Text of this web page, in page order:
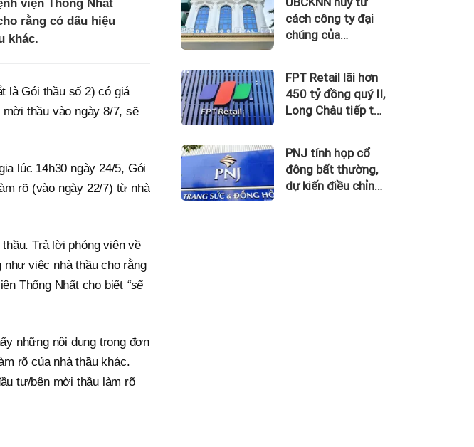
viện Thống Nhất
rằng có dấu hiệu
khác.
là Gói thầu số 2) có giá
thầu vào ngày 8/7, sẽ
lúc 14h30 ngày 24/5, Gói
rõ (vào ngày 22/7) từ nhà
Trả lời phóng viên về
việc nhà thầu cho rằng
Thống Nhất cho biết “sẽ
những nội dung trong đơn
rõ của nhà thầu khác.
tư/bên mời thầu làm rõ
cách công ty đại
chúng của
FPT Retail lãi hơn
450 tỷ đồng quý II,
Long Châu tiếp tục
PNJ tính họp cổ
đông bất thường,
dự kiến điều chỉnh